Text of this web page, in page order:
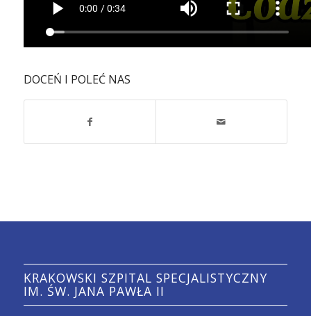
DOCEŃ I POLEĆ NAS
KRAKOWSKI SZPITAL SPECJALISTYCZNY
IM. ŚW. JANA PAWŁA II